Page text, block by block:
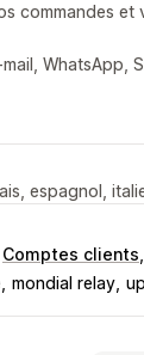
commandes et
WhatsApp,
espagnol,
Comptes clients
mondial relay